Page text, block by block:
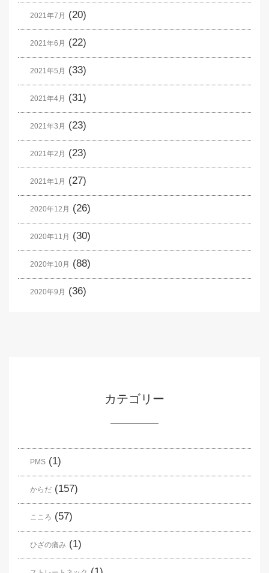
2021年7月 (20)
2021年6月 (22)
2021年5月 (33)
2021年4月 (31)
2021年3月 (23)
2021年2月 (23)
2021年1月 (27)
2020年12月 (26)
2020年11月 (30)
2020年10月 (88)
2020年9月 (36)
カテゴリー
PMS (1)
からだ (157)
こころ (57)
ひざの痛み (1)